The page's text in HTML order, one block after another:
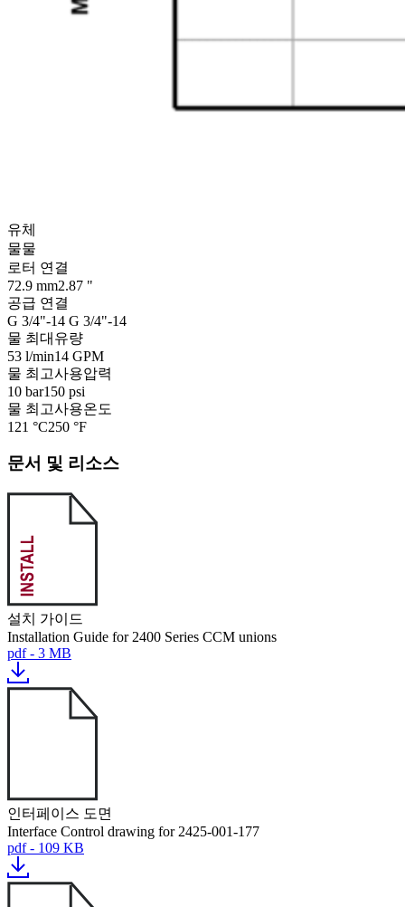
유체
물물
로터 연결
72.9 mm2.87 "
공급 연결
G 3/4"-14 G 3/4"-14
물 최대유량
53 l/min14 GPM
물 최고사용압력
10 bar150 psi
물 최고사용온도
121 °C250 °F
문서 및 리소스
설치 가이드
Installation Guide for 2400 Series CCM unions
pdf - 3 MB
인터페이스 도면
Interface Control drawing for 2425-001-177
pdf - 109 KB